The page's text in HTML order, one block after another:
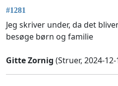
#1281
Jeg skriver under, da det
besøge børn og familie
Gitte Zornig (Struer, 2024-12-